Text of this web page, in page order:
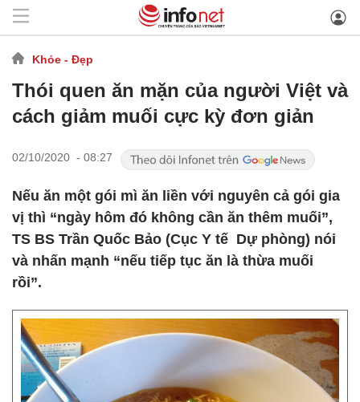
Khỏe - Đẹp
Thói quen ăn mặn của người Việt và
cách giảm muối cực kỳ đơn giản
02/10/2020 - 08:27
Nếu ăn một gói mì ăn liền với nguyên cả gói gia
vị thì “ngày hôm đó không cần ăn thêm muối”,
TS BS Trần Quốc Bảo (Cục Y tế Dự phòng) nói
và nhấn mạnh “nếu tiếp tục ăn là thừa muối
rồi”.